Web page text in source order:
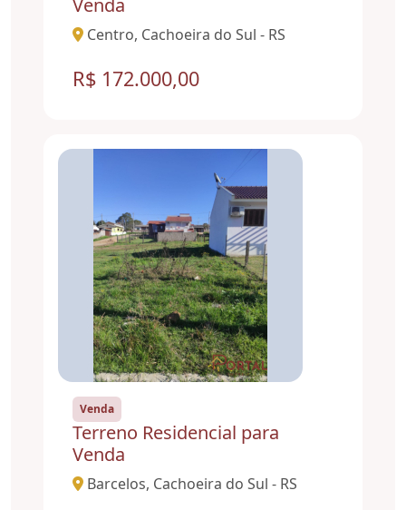
Venda
Centro, Cachoeira do Sul - RS
R$ 172.000,00
Venda
Terreno Residencial para
Venda
Barcelos, Cachoeira do Sul - RS